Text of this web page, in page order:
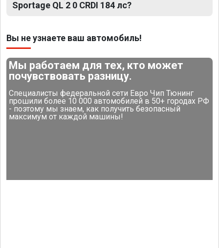
Sportage QL 2 0 CRDI 184 лс?
Вы не узнаете ваш автомобиль!
Мы работаем для тех, кто может
почувствовать разницу.
Специалисты федеральной сети Евро Чип Тюнинг
прошили более 10 000 автомобилей в 50+ городах РФ
- поэтому мы знаем, как получить безопасный
максимум от каждой машины!